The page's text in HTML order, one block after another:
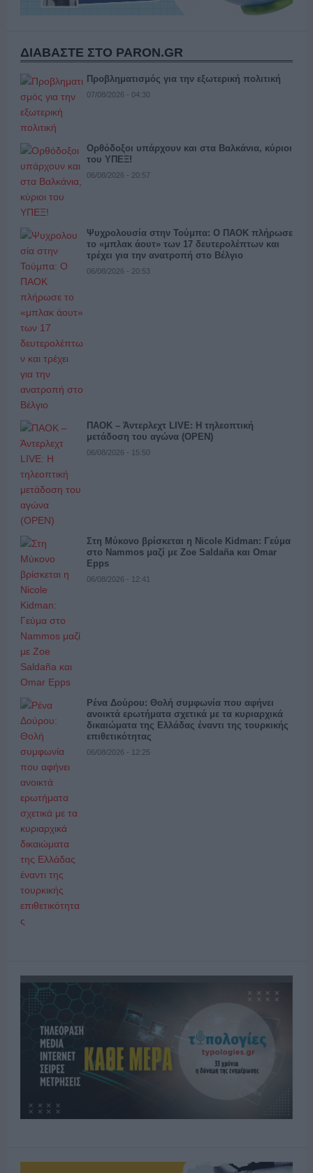
ΔΙΑΒΑΣΤΕ ΣΤΟ PARON.GR
Προβληματισμός για την εξωτερική πολιτική
07/08/2026 - 04:30
Ορθόδοξοι υπάρχουν και στα Βαλκάνια, κύριοι
του ΥΠΕΞ!
06/08/2026 - 20:57
Ψυχρολουσία στην Τούμπα: Ο ΠΑΟΚ πλήρωσε
το «μπλακ άουτ» των 17 δευτερολέπτων και
τρέχει για την ανατροπή στο Βέλγιο
06/08/2026 - 20:53
ΠΑΟΚ – Άντερλεχτ LIVE: Η τηλεοπτική
μετάδοση του αγώνα (OPEN)
06/08/2026 - 15:50
Στη Μύκονο βρίσκεται η Nicole Kidman: Γεύμα
στο Nammos μαζί με Zoe Saldaña και Omar
Epps
06/08/2026 - 12:41
Ρένα Δούρου: Θολή συμφωνία που αφήνει
ανοικτά ερωτήματα σχετικά με τα κυριαρχικά
δικαιώματα της Ελλάδας έναντι της τουρκικής
επιθετικότητας
06/08/2026 - 12:25